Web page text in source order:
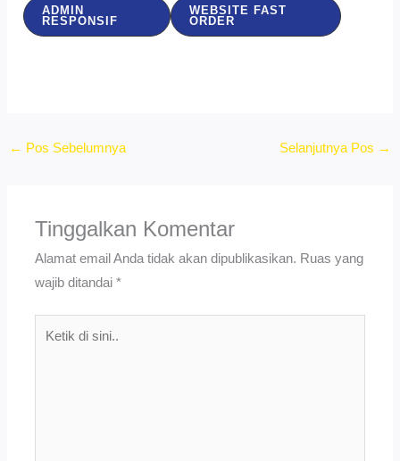
ADMIN
RESPONSIF
WEBSITE FAST
ORDER
← Pos Sebelumnya Selanjutnya Pos →
Tinggalkan Komentar
Alamat email Anda tidak akan dipublikasikan. Ruas yang
wajib ditandai*